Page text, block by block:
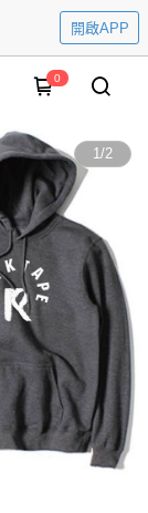
開啟APP
0
1/2